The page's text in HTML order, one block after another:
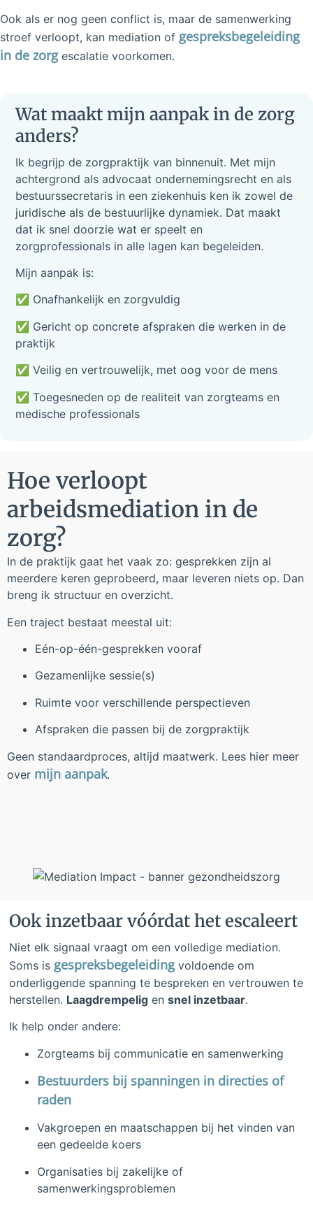
Ook als er nog geen conflict is, maar de samenwerking
stroef verloopt, kan mediation of gespreksbegeleiding
in de zorgescalatie voorkomen.
Wat maakt mijn aanpak in de zorg
anders?
Ik begrijp de zorgpraktijk van binnenuit. Met mijn
achtergrond als advocaat ondernemingsrecht en als
bestuurssecretaris in een ziekenhuis ken ik zowel de
juridische als de bestuurlijke dynamiek. Dat maakt
dat ik snel doorzie wat er speelt en
zorgprofessionals in alle lagen kan begeleiden.
Mijn aanpak is:
✅ Onafhankelijk en zorgvuldig
✅ Gericht op concrete afspraken die werken in de
praktijk
✅Veilig en vertrouwelijk, met oog voor de mens
✅ Toegesneden op de realiteit van zorgteams en
medische professionals
Hoe verloopt
arbeidsmediation in de
zorg?
In de praktijk gaat het vaak zo: gesprekken zijn al
meerdere keren geprobeerd, maar leveren niets op. Dan
breng ik structuur en overzicht.
Een traject bestaat meestal uit:
Eén-op-één-gesprekken vooraf
Gezamenlijke sessie(s)
Ruimte voor verschillende perspectieven
Afspraken die passen bij de zorgpraktijk
Geen standaardproces, altijd maatwerk. Lees hier meer
over mijn aanpak.
Ook inzetbaar vóórdat het escaleert
Niet elk signaal vraagt om een volledige mediation.
Soms is gespreksbegeleidingvoldoende om
onderliggende spanning te bespreken en vertrouwen te
herstellen. Laagdrempelig ensnel inzetbaar.
Ik help onder andere:
Zorgteams bij communicatie en samenwerking
Bestuurders bij spanningen in directies of
raden
Vakgroepen en maatschappen bij het vinden van
een gedeelde koers
Organisaties bij zakelijke of
samenwerkingsproblemen